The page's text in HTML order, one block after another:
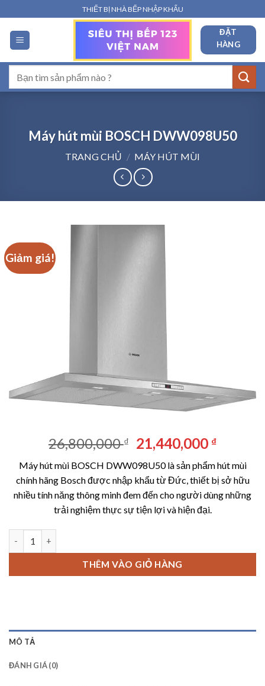
qua
nội
dung
THIẾT BỊ NHÀ BẾP NHẬP KHẨU
ĐẶT
HÀNG
kiếm:
Máy hút mùi BOSCH DWW098U50
TRANG CHỦ / MÁY HÚT MÙI
Giảm giá!
26,800,000₫
Giá
gốc
là:
26,800,000 ₫.
21,440,000 ₫Giá
tại
là:
Máy hút mùi BOSCH DWW098U50 là sản phẩm hút mùi
chính hãng Bosch được nhập khẩu từ Đức, thiết bị sở hữu
nhiều tính năng thông minh đem đến cho người dùng những
trải nghiệm thực sự tiện lợi và hiện đại.
THÊM VÀO GIỎ HÀNG
MÔ TẢ
ĐÁNH GIÁ (0)